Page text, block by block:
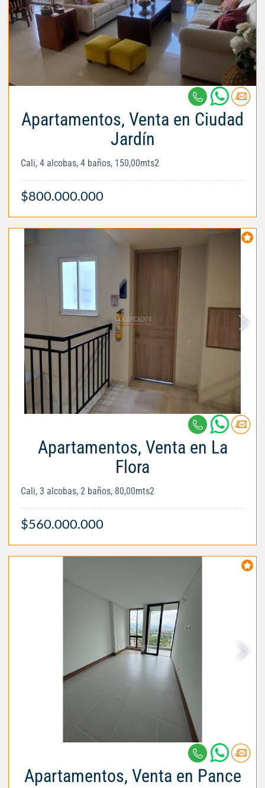
Apartamentos, Venta en Ciudad
Jardín
Cali, 4 alcobas, 4 baños, 150,00mts2
$800.000.000
Apartamentos, Venta en La
Flora
Cali, 3 alcobas, 2 baños, 80,00mts2
$560.000.000
Apartamentos, Venta en Pance